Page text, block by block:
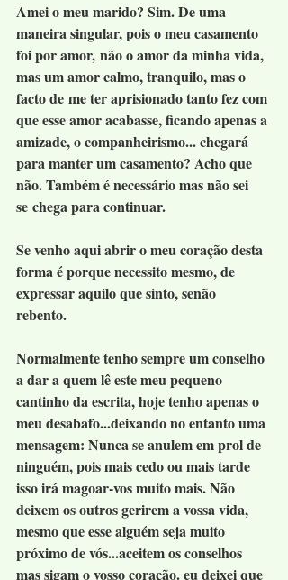
Amei o meu marido? Sim. De uma
maneira singular, pois o meu casamento
foi por amor, não o amor da minha vida,
mas um amor calmo, tranquilo, mas o
facto de me ter aprisionado tanto fez com
que esse amor acabasse, ficando apenas a
amizade, o companheirismo... chegará
para manter um casamento? Acho que
não. Também é necessário mas não sei
se chega para continuar.
Se venho aqui abrir o meu coração desta
forma é porque necessito mesmo, de
expressar aquilo que sinto, senão
rebento.
Normalmente tenho sempre um conselho
a dar a quem lê este meu pequeno
cantinho da escrita, hoje tenho apenas o
meu desabafo...deixando no entanto uma
mensagem: Nunca se anulem em prol de
ninguém, pois mais cedo ou mais tarde
isso irá magoar-vos muito mais. Não
deixem os outros gerirem a vossa vida,
mesmo que esse alguém seja muito
próximo de vós...aceitem os conselhos
mas sigam o vosso coração. eu deixei que